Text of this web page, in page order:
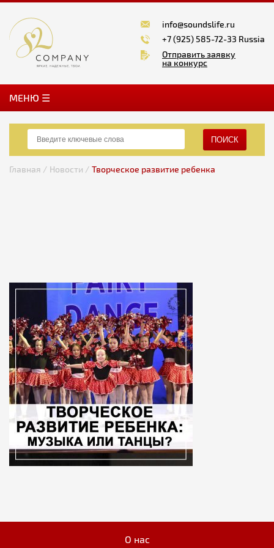
info@soundslife.ru
+7 (925) 585-72-33 Russia
Отправить заявку
на конкурс
MЕНЮ ☰
ПОИСК
Главная / Новости / Творческое развитие ребенка
О нас